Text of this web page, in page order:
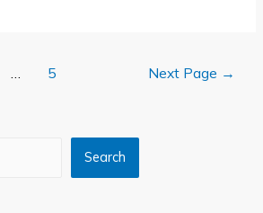
… 5 Next Page →
Search